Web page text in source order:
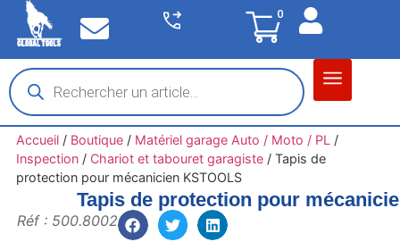
0
Accueil/ Boutique/ Matériel garage Auto / Moto / PL /
Inspection/ Chariot et tabouret garagiste/ Tapis de
protection pour mécanicien KSTOOLS
Tapis de protection pour
Réf : 500.8002